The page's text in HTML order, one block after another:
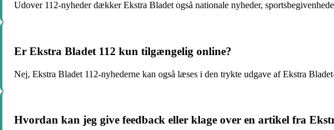
Udover 112-nyheder dækker Ekstra Bladet også nationale nyheder,
Er Ekstra Bladet 112 kun tilgængelig online?
Nej, Ekstra Bladet 112-nyhederne kan også læses i den trykte udgave af Ekstra
Hvordan kan jeg give feedback eller klage over en artikel fra